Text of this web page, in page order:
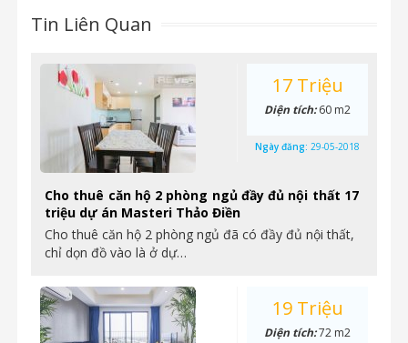
Tin Liên Quan
Cho thuê căn hộ 2 phòng ngủ đầy đủ nội thất 17
triệu dự án Masteri Thảo Điền
Cho thuê căn hộ 2 phòng ngủ đã có đầy đủ nội thất,
chỉ dọn đồ vào là ở dự…
17 Triệu
Diện tích:60 m2
Ngày đăng: 29-05-2018
19 Triệu
Diện tích:72 m2